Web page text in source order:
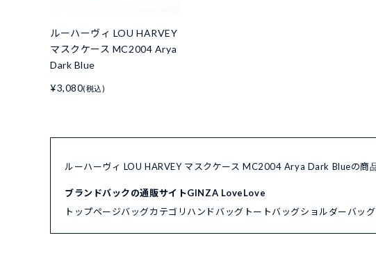
ルーハーヴィ LOU HARVEY
マスクケース MC2004 Arya
Dark Blue
¥3,080(税込)
ルーハーヴィ LOU HARVEY マスクケース MC2004 Arya Dark Blueの商
ブランドバックの通販サイトGINZA LoveLove
トップページバッグカテゴリ ハンドバッグ トートバッグショルダーバッグ